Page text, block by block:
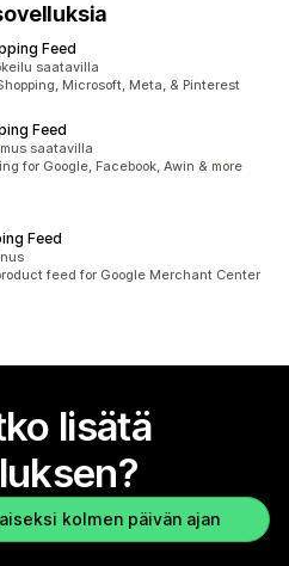
Feed
saatavilla
Microsoft, Meta, & Pinterest
Feed
saatavilla
for Google, Facebook, Awin & more
Feed
feed for Google Merchant Center
lisätä
kolmen päivän ajan